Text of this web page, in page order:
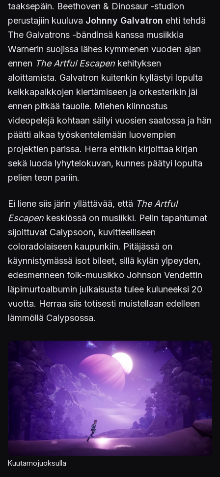
taaksepäin. Beethoven & Dinosaur -studion
perustajiin kuuluva Johnny Galvatron ehti tehdä
The Galvatrons -bändinsä kanssa musiikkia
Warnerin suojissa lähes kymmenen vuoden ajan
ennen The Artful Escapen kehityksen
aloittamista. Galvatron kuitenkin kyllästyi lopulta
keikkapaikkojen kiertämiseen ja orkesterikin jäi
ennen pitkää tauolle. Miehen kiinnostus
videopelejä kohtaan säilyi vuosien saatossa ja hän
päätti alkaa työskentelemään luovempien
projektien parissa. Herra ehtikin kirjoittaa kirjan
sekä luoda lyhytelokuvan, kunnes päätyi lopulta
pelien teon pariin.
Ei liene siis järin yllättävää, että The Artful
Escapen keskiössä on musiikki. Pelin tapahtumat
sijoittuvat Calypsoon, kuvitteelliseen
coloradolaiseen kaupunkiin. Pitäjässä on
käynnistymässä isot bileet, sillä kylän ylpeyden,
edesmenneen folk-muusikko Johnson Vendettin
läpimurtoalbumin julkaisusta tulee kuluneeksi 20
vuotta. Herraa siis totisesti muistellaan edelleen
lämmöllä Calypsossa.
Kuutamojuoksulla